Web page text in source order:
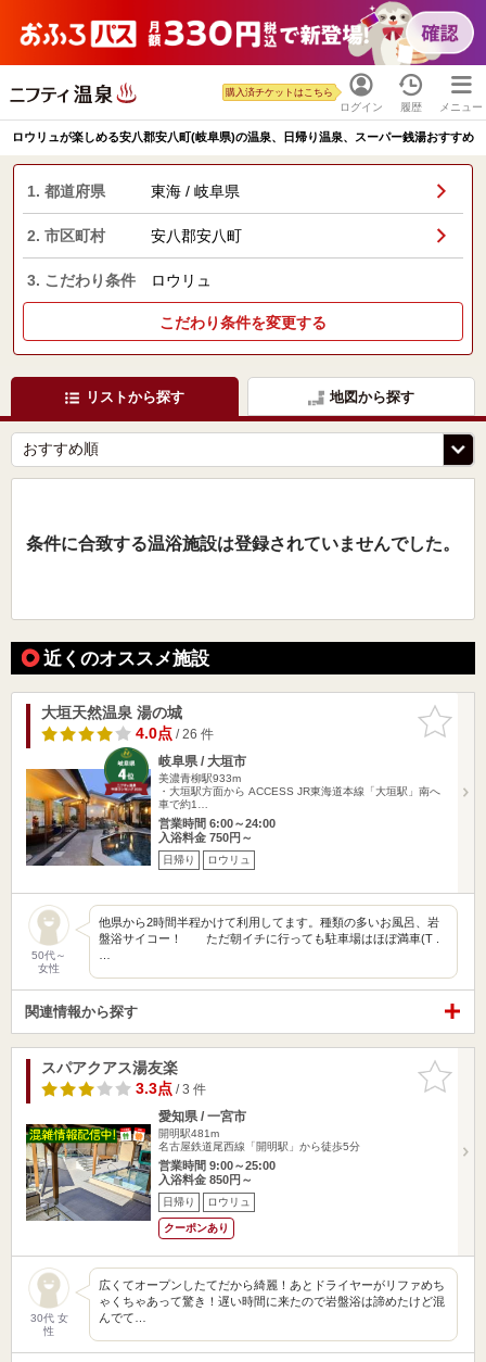
ログイン
購入済チケットはこちら
履歴 メニュー
ロウリュが楽しめる安八郡安八町(岐阜県)の温泉、日帰り温泉、スーパー銭湯おすすめ
1. 都道府県 東海 / 岐阜県
2. 市区町村 安八郡安八町
3. こだわり条件 ロウリュ
こだわり条件を変更する
リストから探す 地図から探す
条件に合致する温浴施設は登録されていませんでした。
近くのオススメ施設
お気に入
りに追加
大垣天然温泉 湯の城
4.0点/ 26 件
岐阜県 / 大垣市
美濃青柳駅933m
・大垣駅方面から ACCESS JR東海道本線「大垣駅」南へ
車で約1…
営業時間 6:00～24:00
入浴料金 750円～
日帰り ロウリュ
50代～
女性
他県から2時間半程かけて利用してます。種類の多いお風呂、岩
盤浴サイコー！ ただ朝イチに行っても駐車場はほぼ満車(T .
関連情報から探す
お気に入
りに追加
スパアクアス湯友楽
3.3点/ 3 件
愛知県 / 一宮市
開明駅481m
名古屋鉄道尾西線「開明駅」から徒歩5分
営業時間 9:00～25:00
入浴料金 850円～
日帰り ロウリュ
クーポンあり
30代 女
性
広くてオープンしたてだから綺麗！あとドライヤーがリファめち
ゃくちゃあって驚き！遅い時間に来たので岩盤浴は諦めたけど混
んでて…